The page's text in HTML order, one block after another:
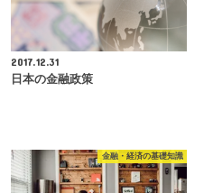
2017.12.31
日本の金融政策
金融・経済の基礎知識